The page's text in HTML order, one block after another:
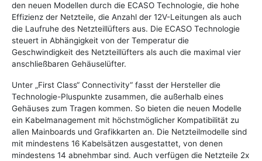
den neuen Modellen durch die ECASO Technologie, die hohe
Effizienz der Netzteile, die Anzahl der 12V-Leitungen als auch
die Laufruhe des Netzteillüfters aus. Die ECASO Technologie
steuert in Abhängigkeit von der Temperatur die
Geschwindigkeit des Netzteillüfters als auch die maximal vier
anschließbaren Gehäuselüfter.
Unter „First Class“ Connectivity“ fasst der Hersteller die
Technologie-Pluspunkte zusammen, die außerhalb eines
Gehäuses zum Tragen kommen. So bieten die neuen Modelle
ein Kabelmanagement mit höchstmöglicher Kompatibilität zu
allen Mainboards und Grafikkarten an. Die Netzteilmodelle sind
mit mindestens 16 Kabelsätzen ausgestattet, von denen
mindestens 14 abnehmbar sind. Auch verfügen die Netzteile 2x